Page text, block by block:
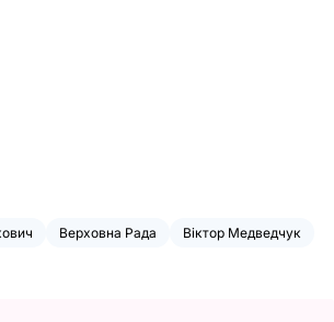
Верховна Рада
Віктор Медведчук